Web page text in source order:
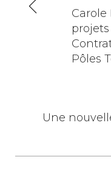
N
t
Carole
Pôles
Une